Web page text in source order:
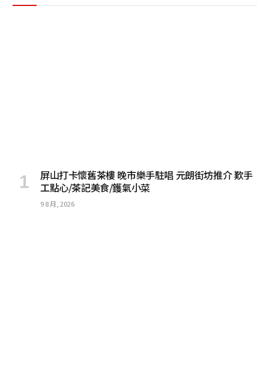
屏山打卡懷舊茶樓 晚市樂手駐唱 元朗街坊推介 歎手
工點心/茶記美食/鑊氣小菜
9 8 月, 2026